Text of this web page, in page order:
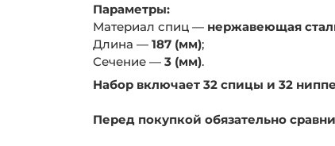
Параметры:
Материал спиц — нержавеющая
Длина — 187 (мм);
Сечение — 3 (мм).
Набор включает 32 спицы и 32
Перед покупкой обязательно